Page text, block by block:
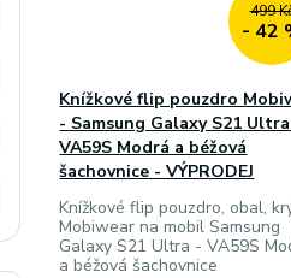
499
- 42
Knížkové flip pouzdro
- Samsung Galaxy S21
VA59S Modrá a béžová
šachovnice - VÝPRODEJ
Knížkové flip pouzdro, obal,
Mobiwear na mobil Samsung
Galaxy S21 Ultra - VA59S
a béžová šachovnice